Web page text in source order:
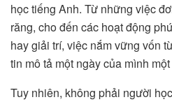
học tiếng Anh. Từ những việc
răng, cho đến các hoạt động
hay giải trí, việc nắm vững vốn
tin mô tả một ngày của mình
Tuy nhiên, không phải người